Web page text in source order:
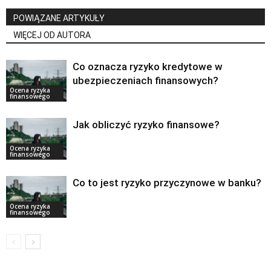
POWIĄZANE ARTYKUŁY
WIĘCEJ OD AUTORA
Ocena ryzyka
finansowego
Co oznacza ryzyko kredytowe w
ubezpieczeniach finansowych?
Ocena ryzyka
finansowego
Jak obliczyć ryzyko finansowe?
Ocena ryzyka
finansowego
Co to jest ryzyko przyczynowe w banku?